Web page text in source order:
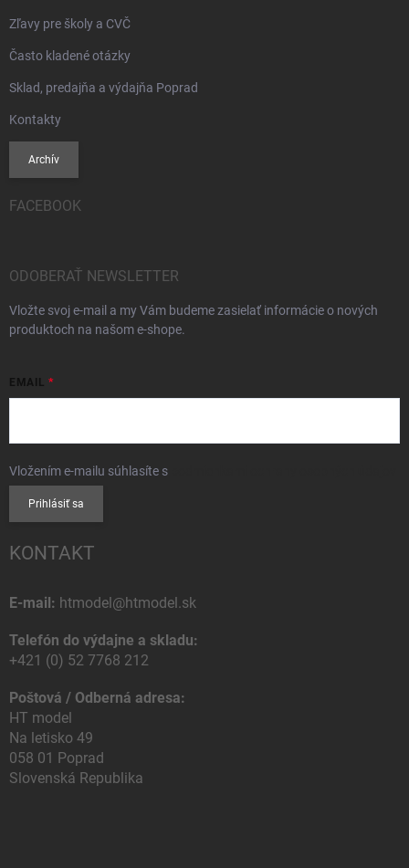
Zľavy pre školy a CVČ
Často kladené otázky
Sklad, predajňa a výdajňa Poprad
Kontakty
Archív
FACEBOOK
ODOBERAŤ NEWSLETTER
Vložte svoj e-mail a my Vám budeme zasielať informácie o nových
produktoch na našom e-shope.
EMAIL
Vložením e-mailu súhlasíte s
Prihlásiť sa
KONTAKT
E-mail: htmodel@htmodel.sk
Telefón do výdajne a skladu:
+421 (0) 52 7768 212
Poštová / Odberná adresa:
HT model
Na letisko 49
058 01 Poprad
Slovenská Republika